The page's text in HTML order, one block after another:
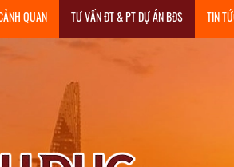
QUAN TƯ VẤN ĐT & PT DỰ ÁN BĐS TIN